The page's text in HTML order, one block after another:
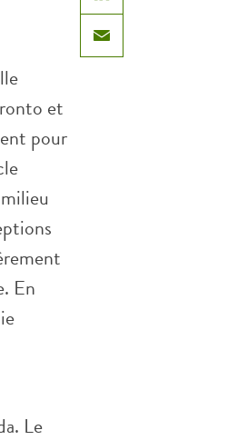
LinkedIn
Email
et
pour
En
Le